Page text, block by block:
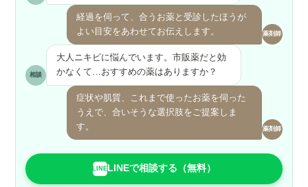
薬剤師
経過を伺って、合うお薬と受診したほうが
よい目安をあわせてお伝えします。
相談
大人ニキビに悩んでいます。市販薬だと効
かなくて…おすすめの薬はありますか？
薬剤師
症状や肌質、これまで使ったお薬を伺った
うえで、合いそうな選択肢をご提案しま
す。
LINELINEで相談する（無料）